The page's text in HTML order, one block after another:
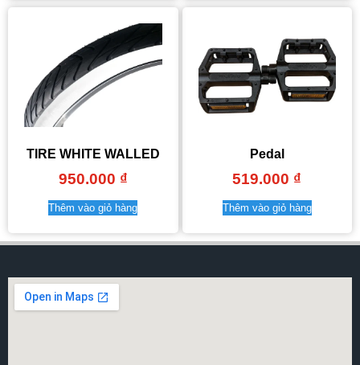
TIRE WHITE WALLED
950.000 ₫
Thêm vào giỏ hàng
Pedal
519.000 ₫
Thêm vào giỏ hàng